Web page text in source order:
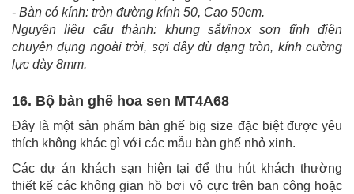
- Bàn có kính: tròn đường kính 50, Cao 50cm.
Nguyên liệu cấu thành: khung sắt/inox sơn tĩnh điện
chuyên dụng ngoài trời, sợi dây dù dạng tròn, kính cường
lực dày 8mm.
16. Bộ bàn ghế hoa sen MT4A68
Đây là một sản phẩm bàn ghế big size đặc biệt được yêu
thích không khác gì với các mẫu bàn ghế nhỏ xinh.
Các dự án khách sạn hiện tại để thu hút khách thường
thiết kế các không gian hồ bơi vô cực trên ban công hoặc